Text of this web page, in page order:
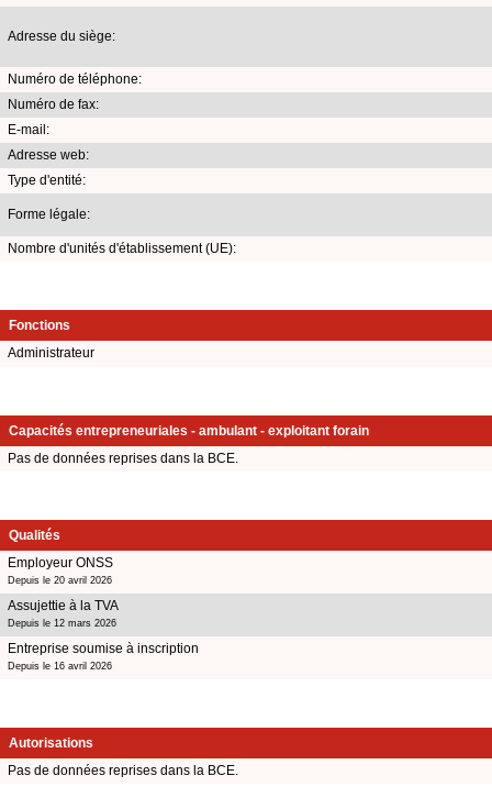
Adresse du siège:
Numéro de téléphone:
Numéro de fax:
E-mail:
Adresse web:
Type d'entité:
Forme légale:
Nombre d'unités d'établissement (UE):
Fonctions
Administrateur
Capacités entrepreneuriales - ambulant - exploitant forain
Pas de données reprises dans la BCE.
Qualités
Employeur ONSS
Depuis le 20 avril 2026
Assujettie à la TVA
Depuis le 12 mars 2026
Entreprise soumise à inscription
Depuis le 16 avril 2026
Autorisations
Pas de données reprises dans la BCE.